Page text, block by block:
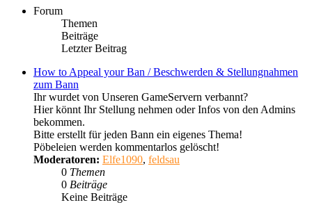
Forum
Themen
Beiträge
Letzter Beitrag
How to Appeal your Ban / Beschwerden & Stellungnahmen
zum Bann
Ihr wurdet von Unseren GameServern verbannt?
Hier könnt Ihr Stellung nehmen oder Infos von den Admins
bekommen.
Bitte erstellt für jeden Bann ein eigenes Thema!
Pöbeleien werden kommentarlos gelöscht!
Moderatoren: Elfe1090, feldsau
0 Themen
0 Beiträge
Keine Beiträge